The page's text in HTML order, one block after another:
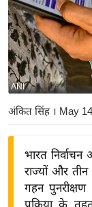
त
र्रा
ष्ट्री
य
बि
ज़
ने
द्यो
ANI
अंकित सिंह। May
भारत
राज्यों और
गहन